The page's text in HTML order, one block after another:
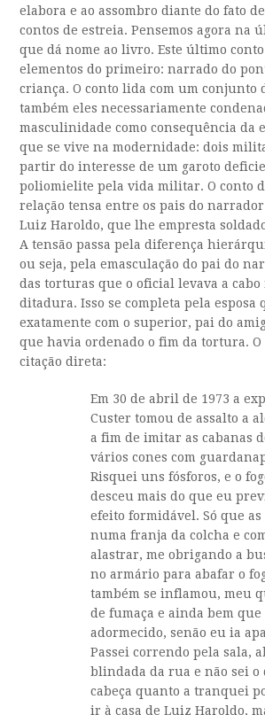
elabora e ao assombro diante do fato
contos de estreia. Pensemos agora na
que dá nome ao livro. Este último
elementos do primeiro: narrado do
criança. O conto lida com um conjunto
também eles necessariamente
masculinidade como consequência da
que se vive na modernidade: dois
partir do interesse de um garoto
poliomielite pela vida militar. O conto
relação tensa entre os pais do
Luiz Haroldo, que lhe empresta
A tensão passa pela diferença
ou seja, pela emasculação do pai do
das torturas que o oficial levava a cabo
ditadura. Isso se completa pela esposa
exatamente com o superior, pai do
que havia ordenado o fim da tortura.
citação direta:
Em 30 de abril de 1973 a
Custer tomou de assalto a
a fim de imitar as cabanas
vários cones com
Risquei uns fósforos, e o
desceu mais do que eu
efeito formidável. Só que as
numa franja da colcha e
alastrar, me obrigando a
no armário para abafar o
também se inflamou, meu
de fumaça e ainda bem
adormecido, senão eu ia
Passei correndo pela sala,
blindada da rua e não sei
cabeça quanto a tranquei
ir à casa de Luiz Haroldo,